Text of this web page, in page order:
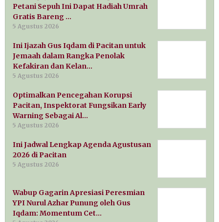
Petani Sepuh Ini Dapat Hadiah Umrah
Gratis Bareng …
5 Agustus 2026
Ini Ijazah Gus Iqdam di Pacitan untuk
Jemaah dalam Rangka Penolak
Kefakiran dan Kelan…
5 Agustus 2026
Optimalkan Pencegahan Korupsi
Pacitan, Inspektorat Fungsikan Early
Warning Sebagai Al…
5 Agustus 2026
Ini Jadwal Lengkap Agenda Agustusan
2026 di Pacitan
5 Agustus 2026
Wabup Gagarin Apresiasi Peresmian
YPI Nurul Azhar Punung oleh Gus
Iqdam: Momentum Cet…